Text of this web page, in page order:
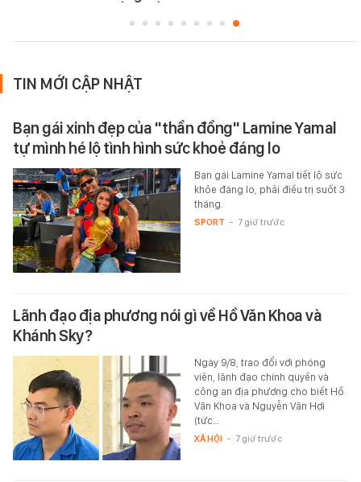
TIN MỚI CẬP NHẬT
Bạn gái xinh đẹp của "thần đồng" Lamine Yamal
tự mình hé lộ tình hình sức khoẻ đáng lo
Bạn gái Lamine Yamal tiết lộ sức
khỏe đáng lo, phải điều trị suốt 3
tháng.
SPORT - 7 giờ trước
Lãnh đạo địa phương nói gì về Hồ Văn Khoa và
Khánh Sky?
Ngày 9/8, trao đổi với phóng
viên, lãnh đạo chính quyền và
công an địa phương cho biết Hồ
Văn Khoa và Nguyễn Văn Hợi
(tức…
XÃ HỘI - 7 giờ trước